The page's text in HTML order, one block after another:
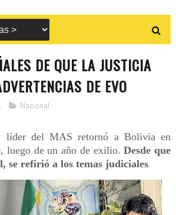
DE QUE LA JUSTICIA
DE EVO
Nacional
líder del MAS retornó a Bolivia en
luego de un año de exilio.Desde que
se refirió a los temas judiciales.